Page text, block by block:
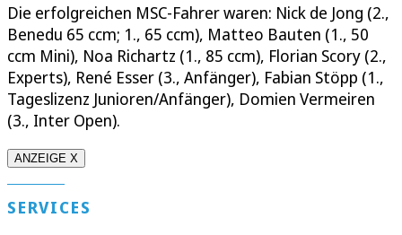
Die erfolgreichen MSC-Fahrer waren: Nick de Jong (2.,
Benedu 65 ccm; 1., 65 ccm), Matteo Bauten (1., 50
ccm Mini), Noa Richartz (1., 85 ccm), Florian Scory (2.,
Experts), René Esser (3., Anfänger), Fabian Stöpp (1.,
Tageslizenz Junioren/Anfänger), Domien Vermeiren
(3., Inter Open).
ANZEIGE X
SERVICES